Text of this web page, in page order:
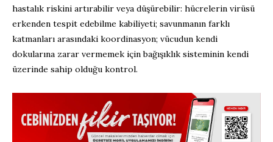
hastalık riskini artırabilir veya düşürebilir: hücrelerin virüsü
erkenden tespit edebilme kabiliyeti; savunmanın farklı
katmanları arasındaki koordinasyon; vücudun kendi
dokularına zarar vermemek için bağışıklık sisteminin kendi
üzerinde sahip olduğu kontrol.